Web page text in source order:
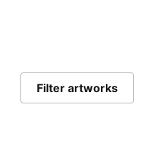
Filter artworks